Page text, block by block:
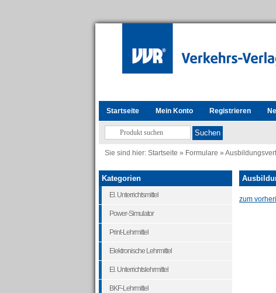
Startseite Mein Konto Registrieren
Sie sind hier: Startseite » Formulare »
zum
Kategorien
El. Unterrichtsmittel
Power-Simulator
Print-Lehrmittel
Elektronische Lehrmittel
El. Unterrichtslehrmittel
BKF-Lehrmittel